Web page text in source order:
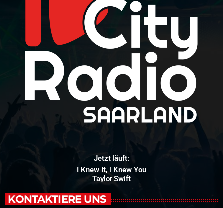
Jetzt läuft:
I Knew It, I Knew You
Taylor Swift
KONTAKTIERE UNS